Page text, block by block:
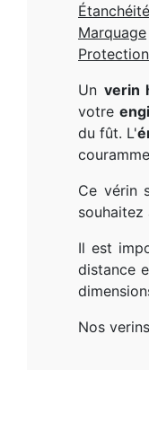
Étanchéité
Marquage
Protection
Un verin
votre
du fût. L'
Ce vérin
souhaitez
Il est
distance
Nos